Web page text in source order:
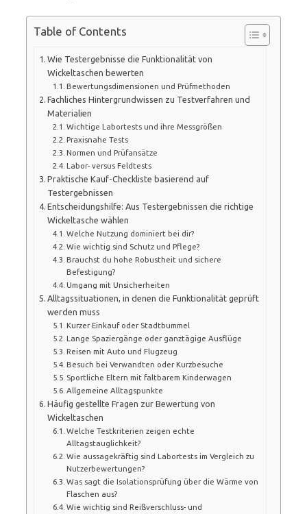
Table of Contents
Wie Testergebnisse die Funktionalität von
Wickeltaschen bewerten
Bewertungsdimensionen und Prüfmethoden
Fachliches Hintergrundwissen zu Testverfahren und
Materialien
Wichtige Labortests und ihre Messgrößen
Praxisnahe Tests
Normen und Prüfansätze
Labor- versus Feldtests
Praktische Kauf-Checkliste basierend auf
Testergebnissen
Entscheidungshilfe: Aus Testergebnissen die richtige
Wickeltasche wählen
Welche Nutzung dominiert bei dir?
Wie wichtig sind Schutz und Pflege?
Brauchst du hohe Robustheit und sichere
Befestigung?
Umgang mit Unsicherheiten
Alltagssituationen, in denen die Funktionalität geprüft
werden muss
Kurzer Einkauf oder Stadtbummel
Lange Spaziergänge oder ganztägige Ausflüge
Reisen mit Auto und Flugzeug
Besuch bei Verwandten oder Kurzbesuche
Sportliche Eltern mit faltbarem Kinderwagen
Allgemeine Alltagspunkte
Häufig gestellte Fragen zur Bewertung von
Wickeltaschen
Welche Testkriterien zeigen echte
Alltagstauglichkeit?
Wie aussagekräftig sind Labortests im Vergleich zu
Nutzerbewertungen?
Was sagt die Isolationsprüfung über die Wärme von
Flaschen aus?
Wie wichtig sind Reißverschluss- und